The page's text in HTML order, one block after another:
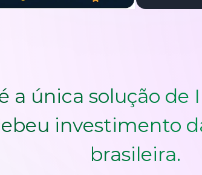
a única solução de
investimento
brasileira.